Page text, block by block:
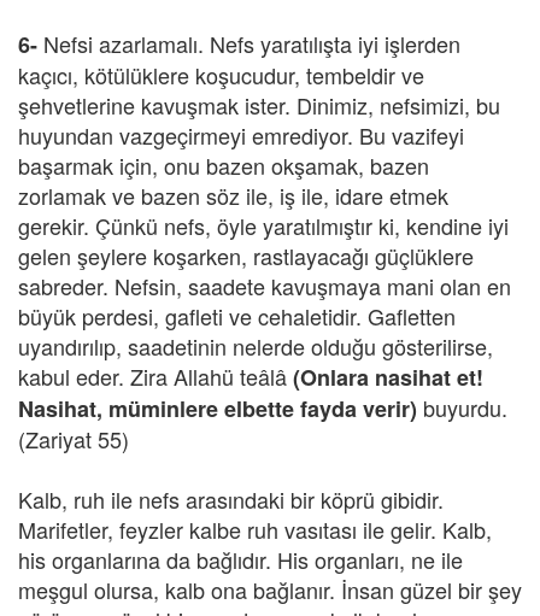
6- Nefsi azarlamalı. Nefs yaratılışta iyi işlerden
kaçıcı, kötülüklere koşucudur, tembeldir ve
şehvetlerine kavuşmak ister. Dinimiz, nefsimizi, bu
huyundan vazgeçirmeyi emrediyor. Bu vazifeyi
başarmak için, onu bazen okşamak, bazen
zorlamak ve bazen söz ile, iş ile, idare etmek
gerekir. Çünkü nefs, öyle yaratılmıştır ki, kendine iyi
gelen şeylere koşarken, rastlayacağı güçlüklere
sabreder. Nefsin, saadete kavuşmaya mani olan en
büyük perdesi, gafleti ve cehaletidir. Gafletten
uyandırılıp, saadetinin nelerde olduğu gösterilirse,
kabul eder. Zira Allahü teâlâ(Onlara nasihat et!
Nasihat, müminlere elbette fayda verir) buyurdu.
(Zariyat 55)
Kalb, ruh ile nefs arasındaki bir köprü gibidir.
Marifetler, feyzler kalbe ruh vasıtası ile gelir. Kalb,
his organlarına da bağlıdır. His organları, ne ile
meşgul olursa, kalb ona bağlanır. İnsan güzel bir şey